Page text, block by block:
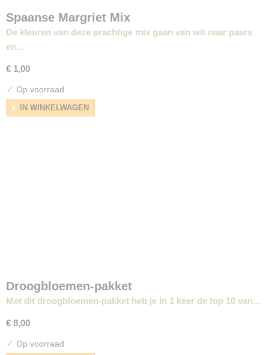
Spaanse Margriet Mix
De kleuren van deze prachtige mix gaan van wit naar paars
en…
€ 1,00
✓ Op voorraad
IN WINKELWAGEN
Droogbloemen-pakket
Met dit droogbloemen-pakket heb je in 1 keer de top 10 van…
€ 8,00
✓ Op voorraad